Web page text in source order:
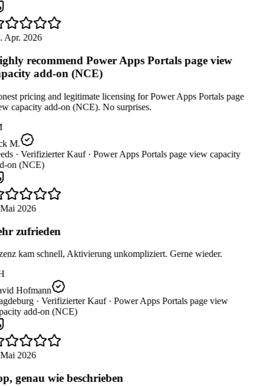
Apr. 2026
recommend Power Apps Portals page view
add-on (NCE)
pricing and legitimate licensing for Power Apps Portals page
capacity add-on (NCE). No surprises.
M.
· Verifizierter Kauf · Power Apps Portals page view capacity
on (NCE)
2026
zufrieden
kam schnell, Aktivierung unkompliziert. Gerne wieder.
Hofmann
· Verifizierter Kauf · Power Apps Portals page view
add-on (NCE)
2026
genau wie beschrieben